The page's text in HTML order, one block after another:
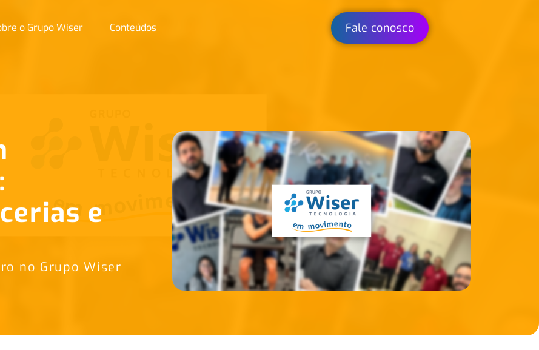
o Grupo Wiser Conteúdos Fale conosco
e
no Grupo Wiser